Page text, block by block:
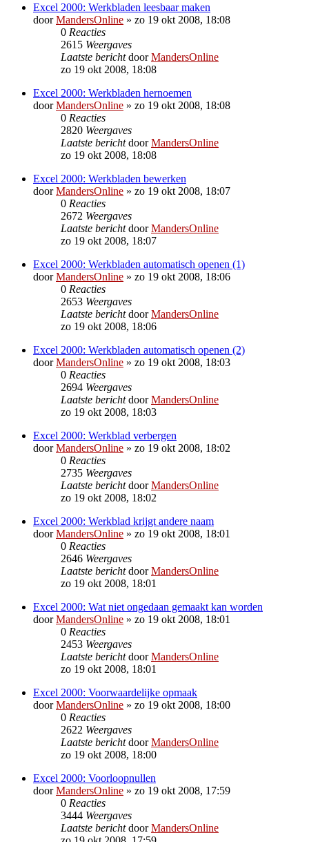
Excel 2000: Werkbladen leesbaar maken
doorMandersOnline » zo 19 okt 2008, 18:08
0 Reacties
2615 Weergaves
Laatste berichtdoorMandersOnline
zo 19 okt 2008, 18:08
Excel 2000: Werkbladen hernoemen
doorMandersOnline » zo 19 okt 2008, 18:08
0 Reacties
2820 Weergaves
Laatste berichtdoorMandersOnline
zo 19 okt 2008, 18:08
Excel 2000: Werkbladen bewerken
doorMandersOnline » zo 19 okt 2008, 18:07
0 Reacties
2672 Weergaves
Laatste berichtdoorMandersOnline
zo 19 okt 2008, 18:07
Excel 2000: Werkbladen automatisch openen (1)
doorMandersOnline » zo 19 okt 2008, 18:06
0 Reacties
2653 Weergaves
Laatste berichtdoorMandersOnline
zo 19 okt 2008, 18:06
Excel 2000: Werkbladen automatisch openen (2)
doorMandersOnline » zo 19 okt 2008, 18:03
0 Reacties
2694 Weergaves
Laatste berichtdoorMandersOnline
zo 19 okt 2008, 18:03
Excel 2000: Werkblad verbergen
doorMandersOnline » zo 19 okt 2008, 18:02
0 Reacties
2735 Weergaves
Laatste berichtdoorMandersOnline
zo 19 okt 2008, 18:02
Excel 2000: Werkblad krijgt andere naam
doorMandersOnline » zo 19 okt 2008, 18:01
0 Reacties
2646 Weergaves
Laatste berichtdoorMandersOnline
zo 19 okt 2008, 18:01
Excel 2000: Wat niet ongedaan gemaakt kan worden
doorMandersOnline » zo 19 okt 2008, 18:01
0 Reacties
2453 Weergaves
Laatste berichtdoorMandersOnline
zo 19 okt 2008, 18:01
Excel 2000: Voorwaardelijke opmaak
doorMandersOnline » zo 19 okt 2008, 18:00
0 Reacties
2622 Weergaves
Laatste berichtdoorMandersOnline
zo 19 okt 2008, 18:00
Excel 2000: Voorloopnullen
doorMandersOnline » zo 19 okt 2008, 17:59
0 Reacties
3444 Weergaves
Laatste berichtdoorMandersOnline